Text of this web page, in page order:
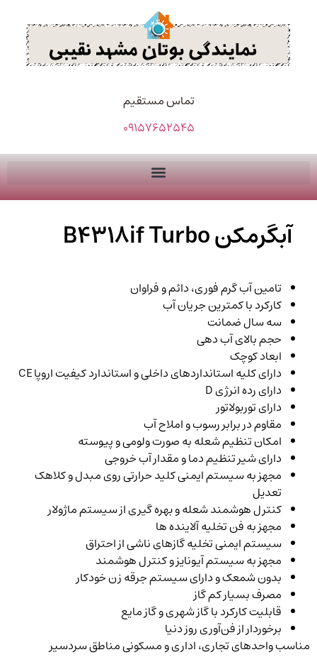
تماس مستقیم
09157652545
آبگرمکن B4318if Turbo
تامین آب گرم فوری، دائم و فراوان
کارکرد با کمترین جریان آب
سه سال ضمانت
حجم بالای آب دهی
ابعاد کوچک
دارای کلیه استانداردهای داخلی و استاندارد کیفیت اروپا CE
دارای رده انرژی D
دارای توربولاتور
مقاوم در برابر رسوب و املاح آب
امکان تنظیم شعله به صورت ولومی و پیوسته
دارای شیر تنظیم دما و مقدار آب خروجی
مجهز به سیستم‌ ایمنی کلید حرارتی روی مبدل و کلاهک
تعدیل
کنترل هوشمند شعله و بهره گیری از سیستم ماژولار
مجهز به فن تخلیه آلاینده ها
سیستم ایمنی تخلیه گازهای ناشی از احتراق
مجهز به سیستم آیونایز و کنترل هوشمند
بدون شمعک و دارای سیستم جرقه زن خودکار
مصرف بسیار کم گاز
قابلیت کارکرد با گاز شهری و گاز مایع
برخوردار از فن‌آوری روز دنیا
مناسب واحدهای تجاری، اداری و مسکونی مناطق سردسیر